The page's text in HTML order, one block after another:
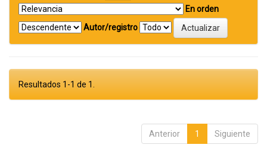
En orden
Autor/registro
Resultados 1-1 de 1.
Anterior 1 Siguiente